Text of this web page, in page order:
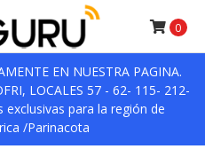
EN NUESTRA PAGINA.
LOCALES 57 - 62- 115- 212-
exclusivas para la región de
/Parinacota
0